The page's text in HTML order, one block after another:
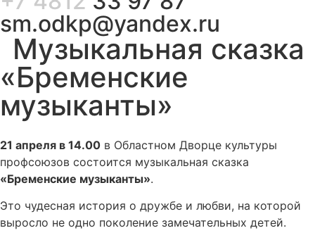
sm.odkp@yandex.ru
Музыкальная сказка
«Бременские
музыканты»
21 апреля в 14.00 в Областном Дворце культуры
профсоюзов состоится музыкальная сказка
«Бременские музыканты».
Это чудесная история о дружбе и любви, на которой
выросло не одно поколение замечательных детей.